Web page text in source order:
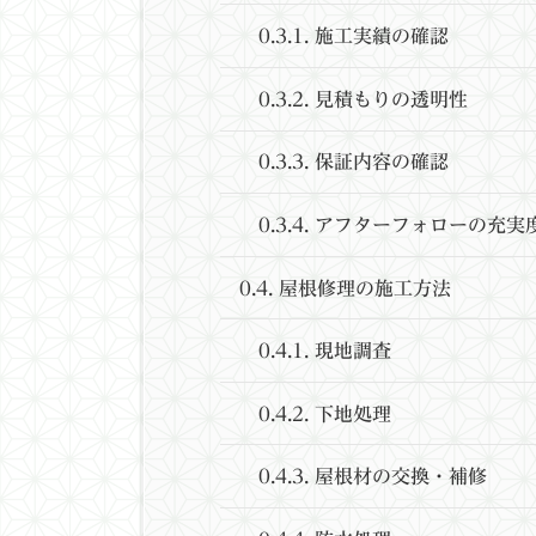
0.3.1. 施工実績の確認
0.3.2. 見積もりの透明性
0.3.3. 保証内容の確認
0.3.4. アフターフォローの充実
0.4. 屋根修理の施工方法
0.4.1. 現地調査
0.4.2. 下地処理
0.4.3. 屋根材の交換・補修